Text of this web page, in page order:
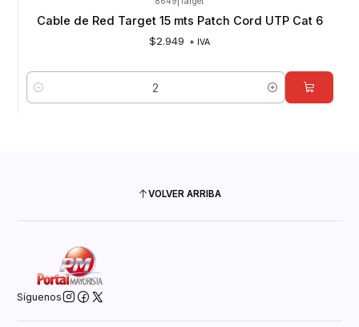
Cable de Red Target 15 mts Patch Cord UTP Cat 6
$2.949 + IVA
Cantidad
VOLVER ARRIBA
Síguenos